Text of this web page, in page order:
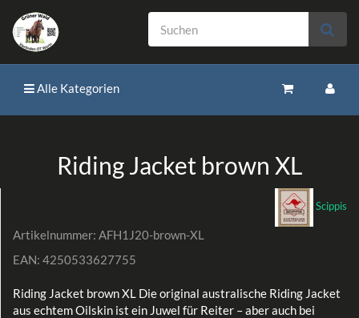
Alle Kategorien
Riding Jacket brown XL
Scippis
Artikelnummer: AFH1J20-brown-XL
EAN: 4250533627755
Riding Jacket brown XL Die original australische Riding Jacket
aus echtem Oilskin ist ein Juwel für Reiter – aber auch bei